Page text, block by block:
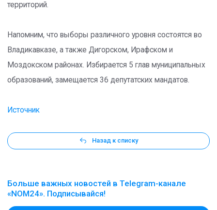
территорий.
Напомним, что выборы различного уровня состоятся во
Владикавказе, а также Дигорском, Ирафском и
Моздокском районах. Избирается 5 глав муниципальных
образований, замещается 36 депутатских мандатов.
Источник
Назад к списку
Больше важных новостей в Telegram-канале
«NOM24». Подписывайся!